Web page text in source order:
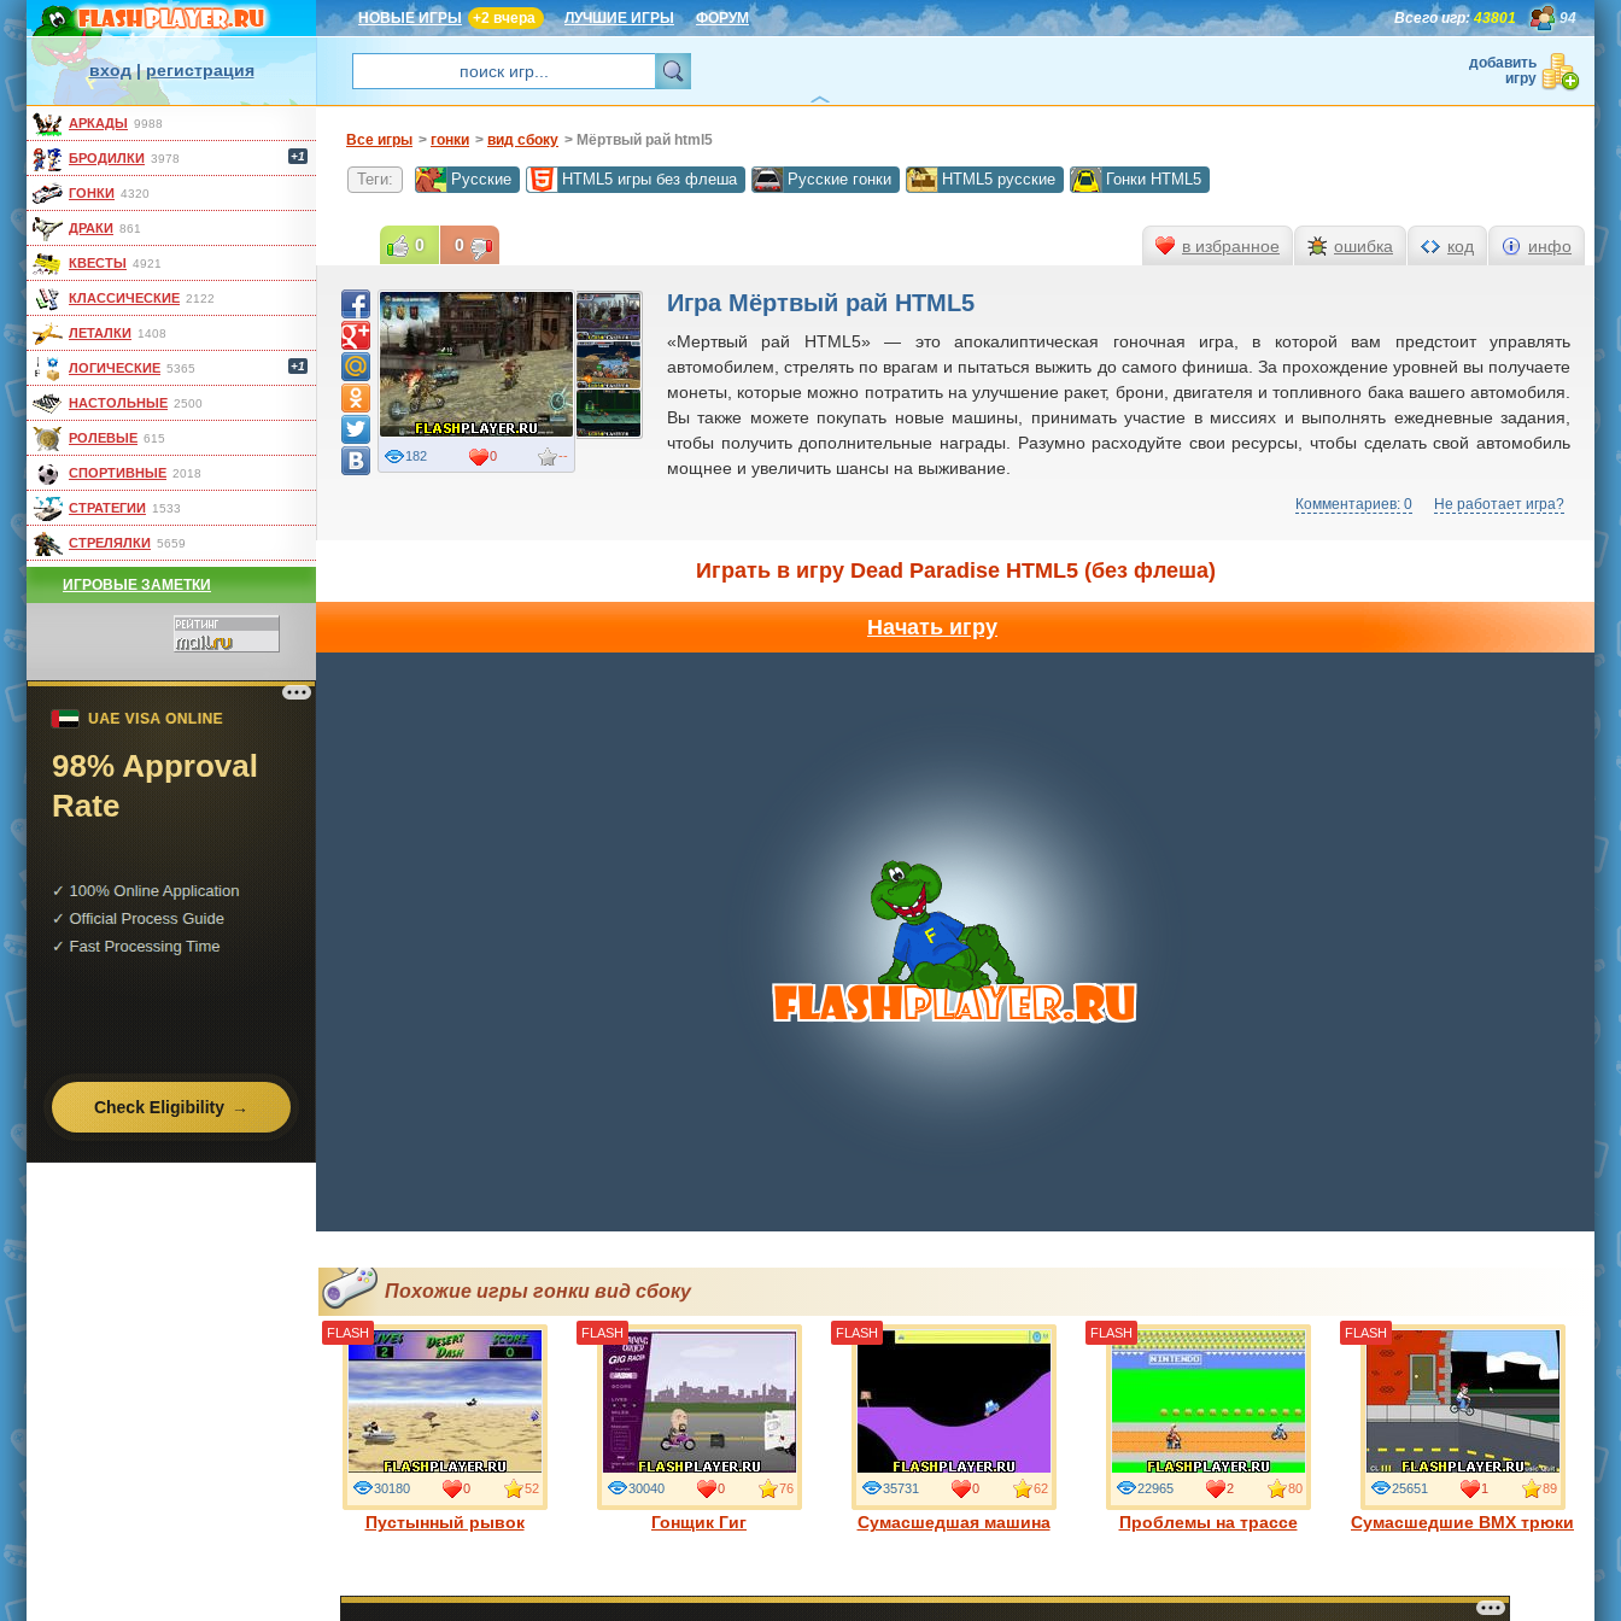
НОВЫЕ ИГРЫ +2 вчера ЛУЧШИЕ ИГРЫ ФОРУМ 94
Всего игр:43801
вход|регистрация
добавить
игру
АРКАДЫ 9988
БРОДИЛКИ 3978 +1
ГОНКИ 4320
ДРАКИ 861
КВЕСТЫ 4921
КЛАССИЧЕСКИЕ 2122
ЛЕТАЛКИ 1408
ЛОГИЧЕСКИЕ 5365 +1
НАСТОЛЬНЫЕ 2500
РОЛЕВЫЕ 615
СПОРТИВНЫЕ 2018
СТРАТЕГИИ 1533
СТРЕЛЯЛКИ 5659
ИГРОВЫЕ ЗАМЕТКИ
Все игры > гонки > вид сбоку > Мёртвый рай html5
Теги: Русские HTML5 игры без флеша Русские гонки HTML5 русские Гонки HTML5
Игра Мёртвый рай HTML5
«Мертвый рай HTML5» — это апокалиптическая гоночная игра, в которой вам предстоит управлять
автомобилем, стрелять по врагам и пытаться выжить до самого финиша. За прохождение уровней вы получаете
монеты, которые можно потратить на улучшение ракет, брони, двигателя и топливного бака вашего автомобиля.
Вы также можете покупать новые машины, принимать участие в миссиях и выполнять ежедневные задания,
чтобы получить дополнительные награды. Разумно расходуйте свои ресурсы, чтобы сделать свой автомобиль
мощнее и увеличить шансы на выживание.
Комментариев: 0 Не работает игра?
--
182 0
0 0 в избранное ошибка код инфо
Играть в игру Dead Paradise HTML5 (без флеша)
Начать игру
Похожие игры гонки вид сбоку
Пустынный рывок
30180 0 52
FLASH
Гонщик Гиг
30040 0 76
FLASH
Сумасшедшая машина
35731 0 62
FLASH
Проблемы на трассе
22965 2 80
FLASH
Сумасшедшие BMX трюки
25651 1 89
FLASH